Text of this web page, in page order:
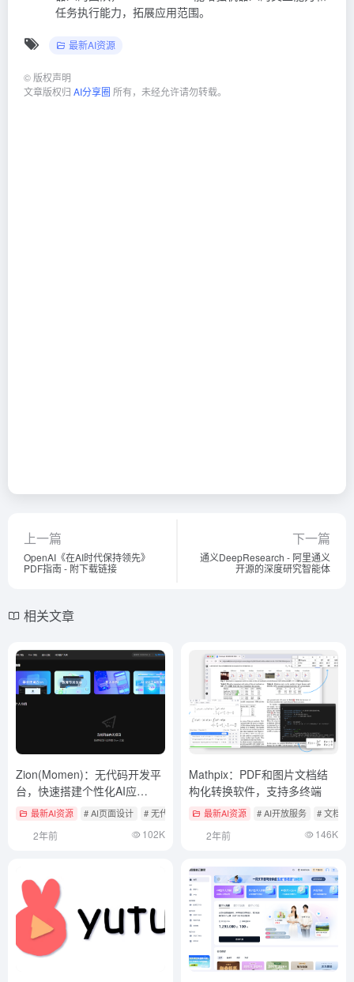
任务执行能力，拓展应用范围。
最新AI资源
© 版权声明
文章版权归 AI分享圈 所有，未经允许请勿转载。
上一篇
OpenAI《在AI时代保持领先》
PDF指南 - 附下载链接
下一篇
通义DeepResearch - 阿里通义
开源的深度研究智能体
相关文章
Zion(Momen)：无代码开发平
台，快速搭建个性化AI应
用/SaaS应用，支持多端发布
最新AI资源 # AI页面设计 # 无代码开发 # 智能体开发框架
2年前 102K
Mathpix：PDF和图片文档结
构化转换软件，支持多终端
最新AI资源 # AI开放服务 # 文档提
2年前 146K